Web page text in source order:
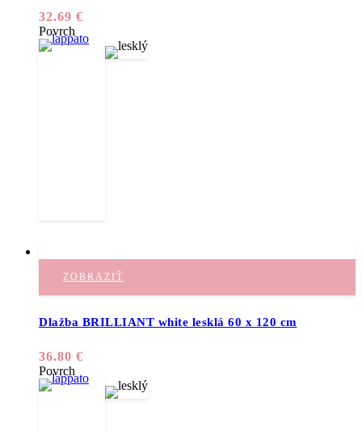
32.69 €
Povrch
ZOBRAZIŤ
Dlažba BRILLIANT white lesklá 60 x 120 cm
36.80 €
Povrch